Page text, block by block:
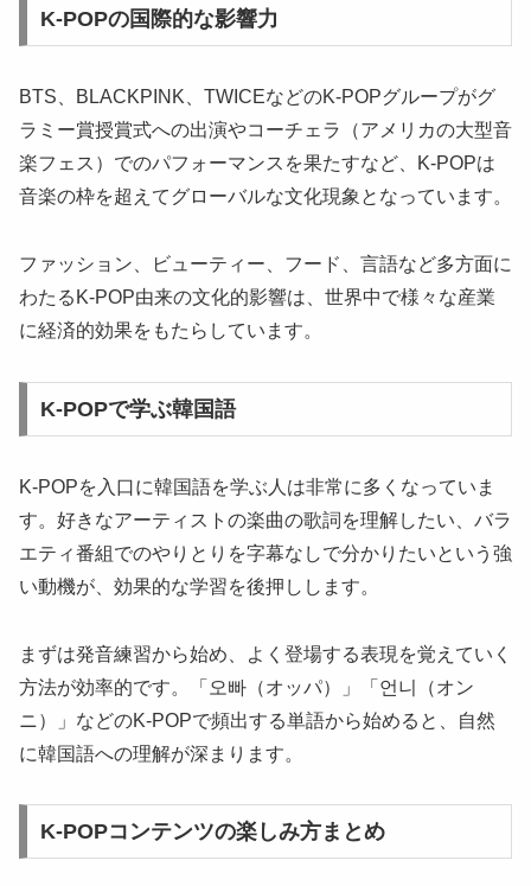
K-POPの国際的な影響力
BTS、BLACKPINK、TWICEなどのK-POPグループがグ
ラミー賞授賞式への出演やコーチェラ（アメリカの大型音
楽フェス）でのパフォーマンスを果たすなど、K-POPは
音楽の枠を超えてグローバルな文化現象となっています。
ファッション、ビューティー、フード、言語など多方面に
わたるK-POP由来の文化的影響は、世界中で様々な産業
に経済的効果をもたらしています。
K-POPで学ぶ韓国語
K-POPを入口に韓国語を学ぶ人は非常に多くなっていま
す。好きなアーティストの楽曲の歌詞を理解したい、バラ
エティ番組でのやりとりを字幕なしで分かりたいという強
い動機が、効果的な学習を後押しします。
まずは発音練習から始め、よく登場する表現を覚えていく
方法が効率的です。「오빠（オッパ）」「언니（オン
ニ）」などのK-POPで頻出する単語から始めると、自然
に韓国語への理解が深まります。
K-POPコンテンツの楽しみ方まとめ